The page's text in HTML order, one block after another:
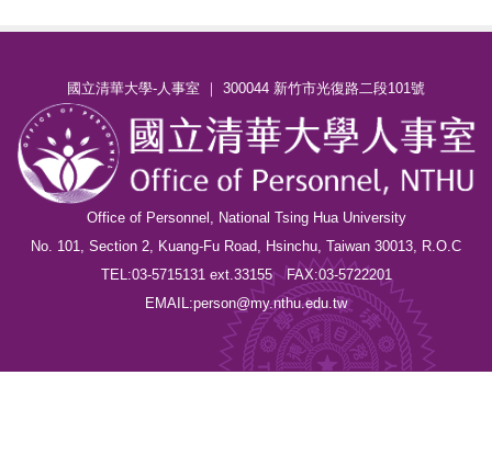
國立清華大學-人事室 ｜ 300044 新竹市光復路二段101號
Office of Personnel, National Tsing Hua University
No. 101, Section 2, Kuang-Fu Road, Hsinchu, Taiwan 30013, R.O.C
TEL:03-5715131 ext.33155 FAX:03-5722201
EMAIL:person@my.nthu.edu.tw